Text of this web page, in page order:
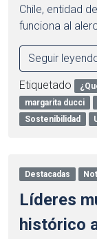
Chile, entidad
funciona al
Seguir
Etiquetado
margarita ducci
Sostenibilidad
Destacadas
Líderes
histórico